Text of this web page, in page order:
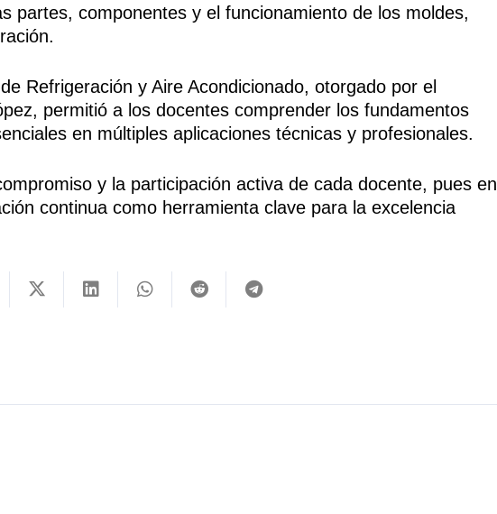
partes, componentes y el funcionamiento de los moldes,
Refrigeración y Aire Acondicionado, otorgado por el
permitió a los docentes comprender los fundamentos
en múltiples aplicaciones técnicas y profesionales.
y la participación activa de cada docente, pues en
continua como herramienta clave para la excelencia